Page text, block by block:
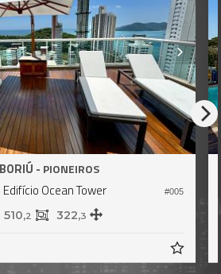
#005
- PIONEIROS
Ocean Tower
510,2 322,3